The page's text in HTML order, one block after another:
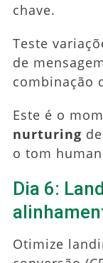
chave.
Teste
de
combinação
Este é o
nurturing
o tom
Dia 6:
Otimize